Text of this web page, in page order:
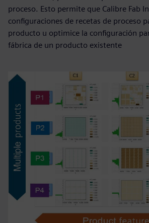
proceso. Esto permite que Calibre Fab
configuraciones de recetas de proceso
producto u optimice la configuración
fábrica de un producto existente